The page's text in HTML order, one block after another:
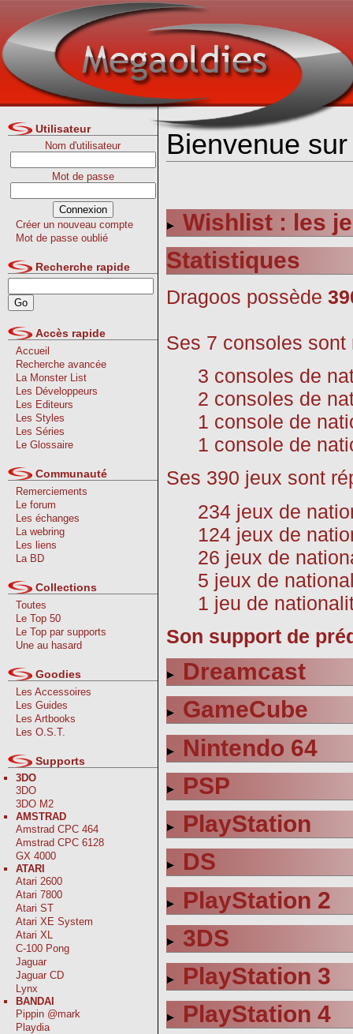
Utilisateur
Nom d'utilisateur
Mot de passe
Créer un nouveau compte
Mot de passe oublié
Recherche rapide
Accès rapide
Accueil
Recherche avancée
La Monster List
Les Développeurs
Les Editeurs
Les Styles
Les Séries
Le Glossaire
Communauté
Remerciements
Le forum
Les échanges
La webring
Les liens
La BD
Collections
Toutes
Le Top 50
Le Top par supports
Une au hasard
Goodies
Les Accessoires
Les Guides
Les Artbooks
Les O.S.T.
Supports
3DO
3DO
3DO M2
AMSTRAD
Amstrad CPC 464
Amstrad CPC 6128
GX 4000
ATARI
Atari 2600
Atari 7800
Atari ST
Atari XE System
Atari XL
C-100 Pong
Jaguar
Jaguar CD
Lynx
BANDAI
Pippin @mark
Playdia
Bienvenue
Wishlist : les
Statistiques
Dragoos possède
Ses 7 consoles sont
3 consoles de
2 consoles de
1 console de
1 console de
Ses 390 jeux sont
234 jeux de
124 jeux de
26 jeux de
5 jeux de
1 jeu de
Son support de
Dreamcast
GameCube
Nintendo 64
PSP
PlayStation
DS
PlayStation 2
3DS
PlayStation 3
PlayStation 4